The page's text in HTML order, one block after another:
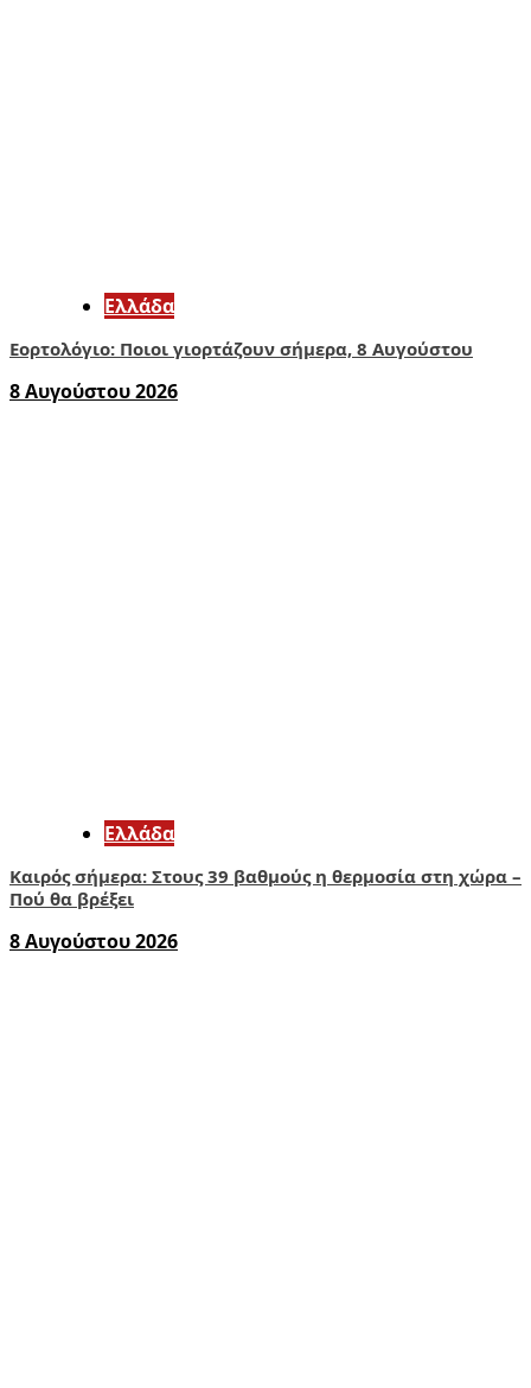
Ελλάδα
Εορτολόγιο: Ποιοι γιορτάζουν σήμερα, 8 Αυγούστου
8 Αυγούστου 2026
Ελλάδα
Καιρός σήμερα: Στους 39 βαθμούς η θερμοσία στη χώρα –
Πού θα βρέξει
8 Αυγούστου 2026